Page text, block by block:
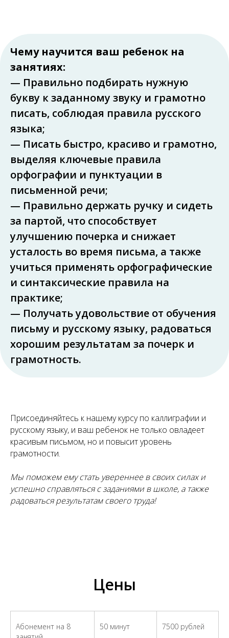
Чему научится ваш ребенок на
занятиях:
— Правильно подбирать нужную
букву к заданному звуку и грамотно
писать, соблюдая правила русского
языка;
— Писать быстро, красиво и грамотно,
выделяя ключевые правила
орфографии и пунктуации в
письменной речи;
— Правильно держать ручку и сидеть
за партой, что способствует
улучшению почерка и снижает
усталость во время письма, а также
учиться применять орфографические
и синтаксические правила на
практике;
— Получать удовольствие от обучения
письму и русскому языку, радоваться
хорошим результатам за почерк и
грамотность.
Присоединяйтесь к нашему курсу по каллиграфии и
русскому языку, и ваш ребенок не только овладеет
красивым письмом, но и повысит уровень
грамотности.
Мы поможем ему стать увереннее в своих силах и
успешно справляться с заданиями в школе, а также
радоваться результатам своего труда!
Цены
Абонемент на 8
50 минут 7500 рублей